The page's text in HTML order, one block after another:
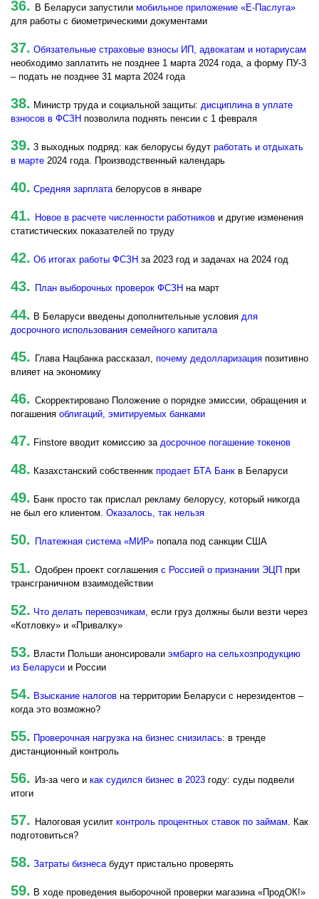
36. В Беларуси запустили мобильное приложение «Е-Паслуга»
для работы с биометрическими документами
37. Обязательные страховые взносы ИП, адвокатам и нотариусам
необходимо заплатить не позднее 1 марта 2024 года, а форму ПУ-3
– подать не позднее 31 марта 2024 года
38. Министр труда и социальной защиты: дисциплина в уплате
взносов в ФСЗН позволила поднять пенсии с 1 февраля
39. 3 выходных подряд: как белорусы будут работать и отдыхать
в марте 2024 года. Производственный календарь
40. Средняя зарплатабелорусов в январе
41. Новое в расчете численности работников и другие изменения
статистических показателей по труду
42. Об итогах работы ФСЗН за 2023 год и задачах на 2024 год
43. План выборочных проверок ФСЗН на март
44. В Беларуси введены дополнительные условия для
досрочного использования семейного капитала
45. Глава Нацбанка рассказал, почему дедолларизация позитивно
влияет на экономику
46. Скорректировано Положение о порядке эмиссии, обращения и
погашения облигаций, эмитируемых банками
47. Finstore вводит комиссию за досрочное погашение токенов
48. Казахстанский собственник продает БТА Банк в Беларуси
49. Банк просто так прислал рекламу белорусу, который никогда
не был его клиентом. Оказалось, так нельзя
50. Платежная система «МИР» попала под санкции США
51. Одобрен проект соглашения с Россией о признании ЭЦП при
трансграничном взаимодействии
52. Что делать перевозчикам, если груз должны были везти через
«Котловку» и «Привалку»
53. Власти Польши анонсировали эмбарго на сельхозпродукцию
из Беларуси и России
54. Взыскание налогов на территории Беларуси с нерезидентов –
когда это возможно?
55. Проверочная нагрузка на бизнес снизилась: в тренде
дистанционный контроль
56. Из-за чего и как судился бизнес в 2023 году: суды подвели
итоги
57. Налоговая усилит контроль процентных ставок по займам. Как
подготовиться?
58. Затраты бизнесабудут пристально проверять
59. В ходе проведения выборочной проверки магазина «ПродОК!»